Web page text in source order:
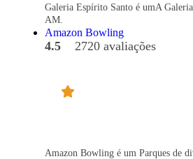
Galeria Espírito Santo é umA
AM.
Amazon Bowling
4.5 2720 avaliações
Amazon Bowling é um Parques de